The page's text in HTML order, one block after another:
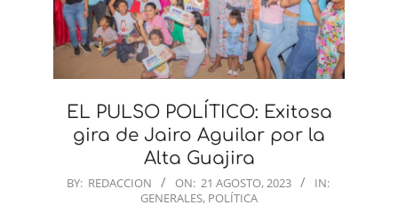
EL PULSO POLÍTICO: Exitosa
gira de Jairo Aguilar por la
Alta Guajira
2023-
BY: REDACCION ON: 21 AGOSTO, 2023
IN:
GENERALES, POLÍTICA